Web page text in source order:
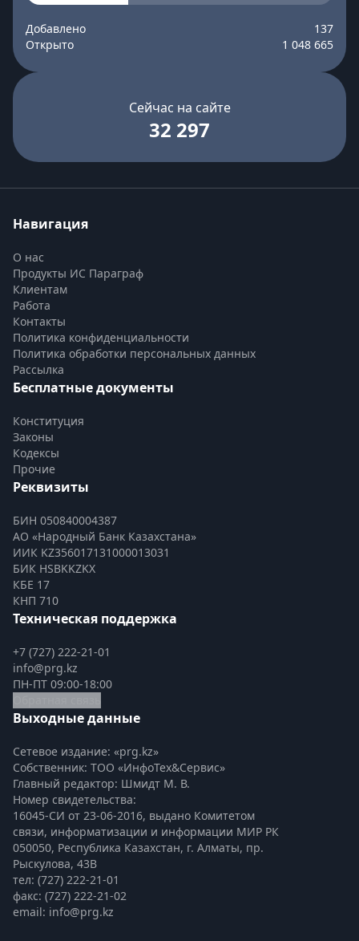
Добавлено
137
Открыто
1 048 665
Сейчас на сайте
32 297
Навигация
О нас
Продукты ИС Параграф
Клиентам
Работа
Контакты
Политика конфиденциальности
Политика обработки персональных данных
Рассылка
Бесплатные документы
Конституция
Законы
Кодексы
Прочие
Реквизиты
БИН 050840004387
АО «Народный Банк Казахстана»
ИИК KZ356017131000013031
БИК HSBKKZKX
КБЕ 17
КНП 710
Техническая поддержка
+7 (727) 222-21-01
info@prg.kz
ПН-ПТ 09:00-18:00
Выходные данные
Сетевое издание: «prg.kz»
Собственник: ТОО «ИнфоТех&Сервис»
Главный редактор: Шмидт М. В.
Номер свидетельства:
16045-СИ от 23-06-2016, выдано Комитетом
связи, информатизации и информации МИР РК
050050, Республика Казахстан, г. Алматы, пр.
Рыскулова, 43В
тел: (727) 222-21-01
факс: (727) 222-21-02
email: info@prg.kz